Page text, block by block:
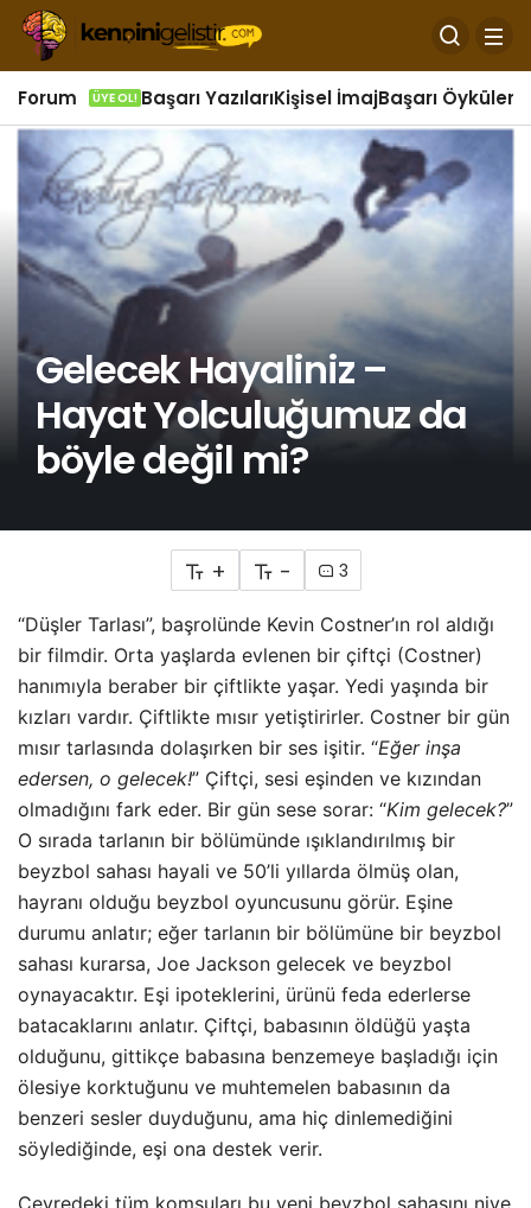
Forum ÜYE OL! Başarı YazılarıKişisel İmajBaşarı Öyküleri
Gelecek Hayaliniz –
Hayat Yolculuğumuz da
böyle değil mi?
+ - 3
“Düşler Tarlası”, başrolünde Kevin Costner’ın rol aldığı
bir filmdir. Orta yaşlarda evlenen bir çiftçi (Costner)
hanımıyla beraber bir çiftlikte yaşar. Yedi yaşında bir
kızları vardır. Çiftlikte mısır yetiştirirler. Costner bir gün
mısır tarlasında dolaşırken bir ses işitir. “Eğer inşa
edersen, o gelecek!” Çiftçi, sesi eşinden ve kızından
olmadığını fark eder. Bir gün sese sorar: “Kim gelecek?”
O sırada tarlanın bir bölümünde ışıklandırılmış bir
beyzbol sahası hayali ve 50’li yıllarda ölmüş olan,
hayranı olduğu beyzbol oyuncusunu görür. Eşine
durumu anlatır; eğer tarlanın bir bölümüne bir beyzbol
sahası kurarsa, Joe Jackson gelecek ve beyzbol
oynayacaktır. Eşi ipoteklerini, ürünü feda ederlerse
batacaklarını anlatır. Çiftçi, babasının öldüğü yaşta
olduğunu, gittikçe babasına benzemeye başladığı için
ölesiye korktuğunu ve muhtemelen babasının da
benzeri sesler duyduğunu, ama hiç dinlemediğini
söylediğinde, eşi ona destek verir.
Çevredeki tüm komşuları bu yeni beyzbol sahasını niye